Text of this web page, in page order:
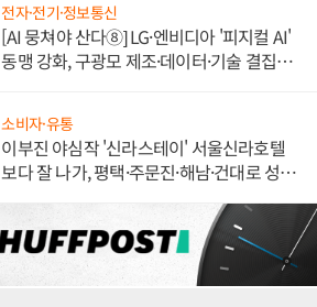
전자·전기·정보통신
[AI 뭉쳐야 산다⑧] LG·엔비디아 '피지컬 AI'
동맹 강화, 구광모 제조·데이터·기술 결집
소비자·유통
이부진 야심작 '신라스테이' 서울신라호텔
보다 잘 나가, 평택·주문진·해남·건대로 성